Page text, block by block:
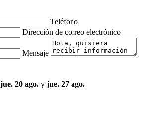
Teléfono
Dirección de correo electrónico
Mensaje
jue. 20 ago. y jue. 27 ago.